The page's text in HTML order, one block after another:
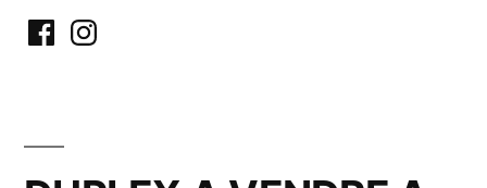
FacebookInstagram